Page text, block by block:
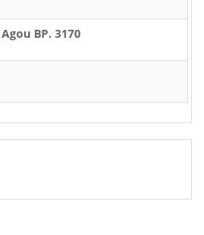
BP. 3170